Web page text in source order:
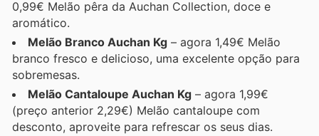
0,99€ Melão pêra da Auchan Collection, doce e
aromático.
Melão Branco Auchan Kg – agora 1,49€ Melão
branco fresco e delicioso, uma excelente opção para
sobremesas.
Melão Cantaloupe Auchan Kg – agora 1,99€
(preço anterior 2,29€) Melão cantaloupe com
desconto, aproveite para refrescar os seus dias.